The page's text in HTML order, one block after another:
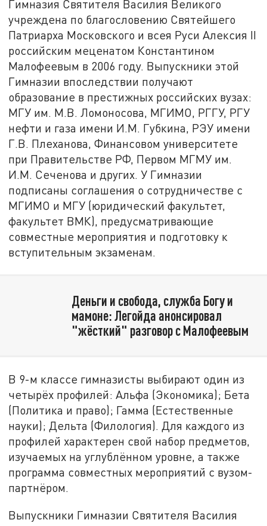
Гимназия Святителя Василия Великого
учреждена по благословению Святейшего
Патриарха Московского и всея Руси Алексия II
российским меценатом Константином
Малофеевым в 2006 году. Выпускники этой
Гимназии впоследствии получают
образование в престижных российских вузах:
МГУ им. М.В. Ломоносова, МГИМО, РГГУ, РГУ
нефти и газа имени И.М. Губкина, РЭУ имени
Г.В. Плеханова, Финансовом университете
при Правительстве РФ, Первом МГМУ им.
И.М. Сеченова и других. У Гимназии
подписаны соглашения о сотрудничестве с
МГИМО и МГУ (юридический факультет,
факультет ВМК), предусматривающие
совместные мероприятия и подготовку к
вступительным экзаменам.
Деньги и свобода, служба Богу и
мамоне: Легойда анонсировал
"жёсткий" разговор с Малофеевым
В 9-м классе гимназисты выбирают один из
четырёх профилей: Альфа (Экономика); Бета
(Политика и право); Гамма (Естественные
науки); Дельта (Филология). Для каждого из
профилей характерен свой набор предметов,
изучаемых на углублённом уровне, а также
программа совместных мероприятий с вузом-
партнёром.
Выпускники Гимназии Святителя Василия